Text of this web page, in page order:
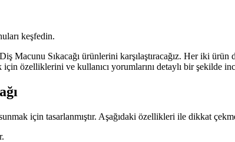
keşfedin.
Sıkacağı ürünlerini karşılaştıracağız. Her iki
için özelliklerini ve kullanıcı yorumlarını detaylı bir şekilde
için tasarlanmıştır. Aşağıdaki özellikleri ile dikkat